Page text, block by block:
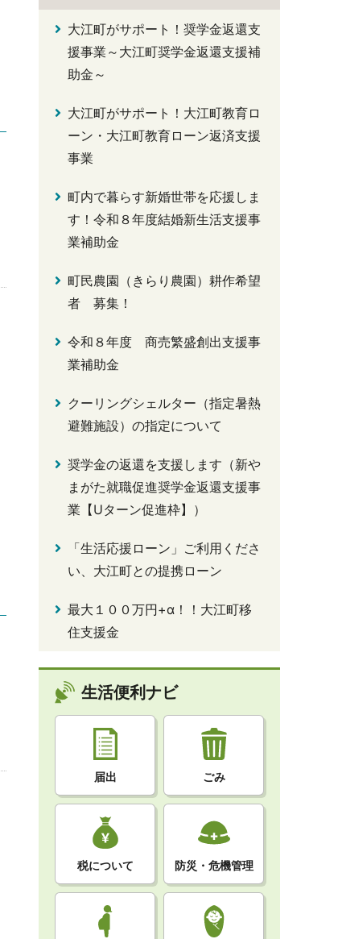
大江町がサポート！奨学金返還支
援事業～大江町奨学金返還支援補
助金～
大江町がサポート！大江町教育ロ
ーン・大江町教育ローン返済支援
事業
町内で暮らす新婚世帯を応援しま
す！令和８年度結婚新生活支援事
業補助金
町民農園（きらり農園）耕作希望
者 募集！
令和８年度 商売繁盛創出支援事
業補助金
クーリングシェルター（指定暑熱
避難施設）の指定について
奨学金の返還を支援します（新や
まがた就職促進奨学金返還支援事
業【Uターン促進枠】）
「生活応援ローン」ご利用くださ
い、大江町との提携ローン
最大１００万円+α！！大江町移
住支援金
生活便利ナビ
届出 ごみ
税について 防災・危機管理